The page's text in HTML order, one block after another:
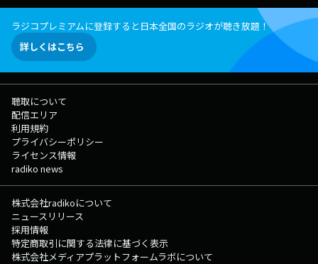
ラジコプレミアムに登録すると日本全国のラジオが聴き放題！
詳しくはこちら
聴取について
配信エリア
利用規約
プライバシーポリシー
ライセンス情報
radiko news
株式会社radikoについて
ニュースリリース
採用情報
特定商取引に関する法律に基づく表示
株式会社メディアプラットフォームラボについて